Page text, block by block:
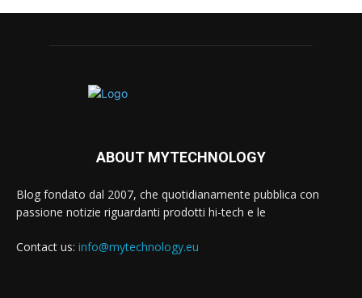
ABOUT MYTECHNOLOGY
Blog fondato dal 2007, che quotidianamente pubblica con
passione notizie riguardanti prodotti hi-tech e le
Contact us: info@mytechnology.eu